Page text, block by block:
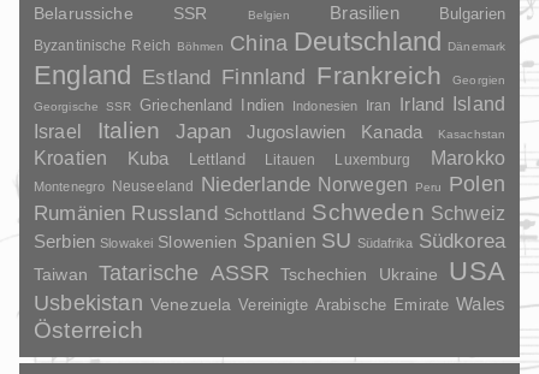
Belarussiche SSR Belgien Brasilien Bulgarien
Byzantinische Reich Böhmen China Deutschland Dänemark
England Estland Finnland Frankreich
Georgien
Georgische SSR
Griechenland Indien Indonesien Iran Irland
Island
Israel
Italien Japan Jugoslawien Kanada Kasachstan
Kroatien Kuba Lettland Litauen Luxemburg Marokko
Montenegro Neuseeland Niederlande Norwegen Peru
Polen
Rumänien Russland Schottland Schweden Schweiz
Serbien Slowakei Slowenien Spanien SU Südafrika Südkorea
Taiwan Tatarische ASSR Tschechien Ukraine USA
Usbekistan Venezuela Vereinigte Arabische Emirate Wales
Österreich